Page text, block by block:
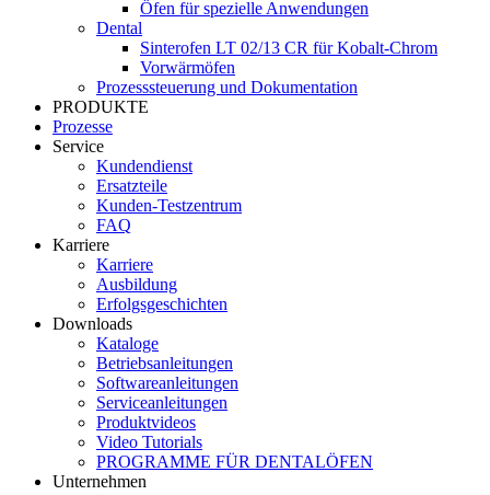
Öfen für spezielle Anwendungen
Dental
Sinterofen LT 02/13 CR für Kobalt-Chrom
Vorwärmöfen
Prozesssteuerung und Dokumentation
PRODUKTE
Prozesse
Service
Kundendienst
Ersatzteile
Kunden-Testzentrum
FAQ
Karriere
Karriere
Ausbildung
Erfolgsgeschichten
Downloads
Kataloge
Betriebsanleitungen
Softwareanleitungen
Serviceanleitungen
Produktvideos
Video Tutorials
PROGRAMME FÜR DENTALÖFEN
Unternehmen